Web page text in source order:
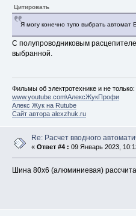
Цитировать
Я могу конечно тупо выбрать автомат
С полупроводниковым
выбранной.
Фильмы об электротехнике и не только:
www.youtube.com\АлексЖукПрофи
Алекс Жук на Rutube
Сайт автора alexzhuk.ru
Re: Расчет вводного
«Ответ #4 : 09 Январь 2023,
Шина 80х6 (алюминиевая)